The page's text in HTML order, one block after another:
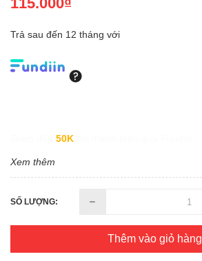
Trả sau đến 12 tháng với
50K
Xem thêm
SỐ LƯỢNG:
Thêm vào giỏ hàng